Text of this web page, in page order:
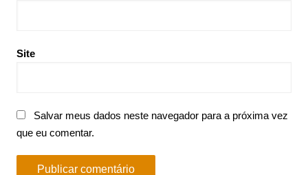
Site
Salvar meus dados neste navegador para a próxima vez
que eu comentar.